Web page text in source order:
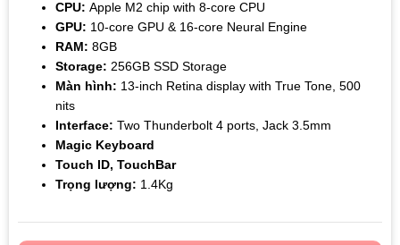
CPU: Apple M2 chip with 8-core CPU
GPU: 10-core GPU & 16-core Neural Engine
RAM: 8GB
Storage: 256GB SSD Storage
Màn hình: 13-inch Retina display with True Tone, 500
nits
Interface: Two Thunderbolt 4 ports, Jack 3.5mm
Magic Keyboard
Touch ID, TouchBar
Trọng lượng: 1.4Kg